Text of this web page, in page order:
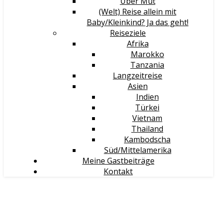
(Welt) Reise allein mit
Baby/Kleinkind? Ja das geht!
Reiseziele
Afrika
Marokko
Tanzania
Langzeitreise
Asien
Indien
Türkei
Vietnam
Thailand
Kambodscha
Süd/Mittelamerika
Meine Gastbeiträge
Kontakt